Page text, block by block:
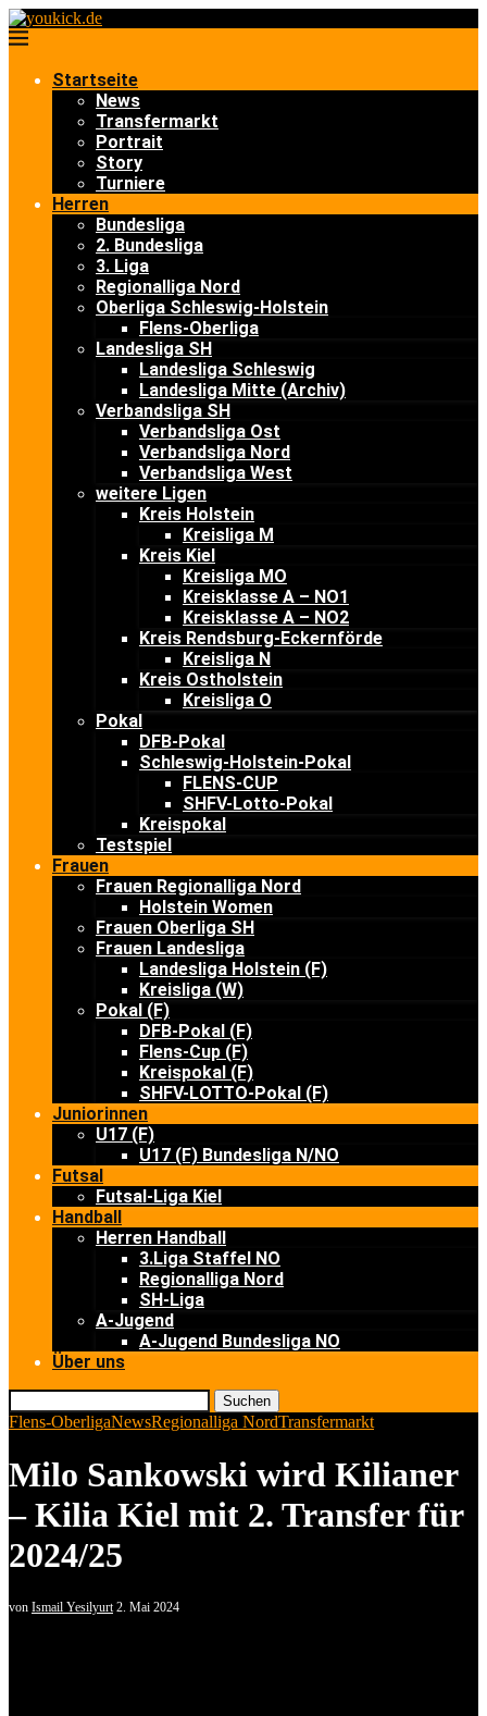
Startseite
News
Transfermarkt
Portrait
Story
Turniere
Herren
Bundesliga
2. Bundesliga
3. Liga
Regionalliga Nord
Oberliga Schleswig-Holstein
Flens-Oberliga
Landesliga SH
Landesliga Schleswig
Landesliga Mitte (Archiv)
Verbandsliga SH
Verbandsliga Ost
Verbandsliga Nord
Verbandsliga West
weitere Ligen
Kreis Holstein
Kreisliga M
Kreis Kiel
Kreisliga MO
Kreisklasse A – NO1
Kreisklasse A – NO2
Kreis Rendsburg-Eckernförde
Kreisliga N
Kreis Ostholstein
Kreisliga O
Pokal
DFB-Pokal
Schleswig-Holstein-Pokal
FLENS-CUP
SHFV-Lotto-Pokal
Kreispokal
Testspiel
Frauen
Frauen Regionalliga Nord
Holstein Women
Frauen Oberliga SH
Frauen Landesliga
Landesliga Holstein (F)
Kreisliga (W)
Pokal (F)
DFB-Pokal (F)
Flens-Cup (F)
Kreispokal (F)
SHFV-LOTTO-Pokal (F)
Juniorinnen
U17 (F)
U17 (F) Bundesliga N/NO
Futsal
Futsal-Liga Kiel
Handball
Herren Handball
3.Liga Staffel NO
Regionalliga Nord
SH-Liga
A-Jugend
A-Jugend Bundesliga NO
Über uns
Suchen
Flens-OberligaNewsRegionalliga NordTransfermarkt
Milo Sankowski wird Kilianer
– Kilia Kiel mit 2. Transfer für
2024/25
von Ismail Yesilyurt 2. Mai 2024